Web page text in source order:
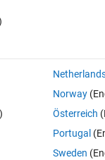
Norway
Österreich
Portugal
Sweden
Informativa sulla
dell'applicazione
Inc.